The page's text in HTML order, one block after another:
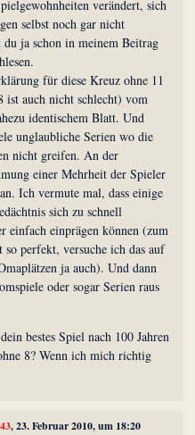
verändert, sich
selbst noch gar nicht
du ja schon in meinem Beitrag
für diese Kreuz ohne 11
ist auch nicht schlecht) vom
identischem Blatt. Und
unglaubliche Serien wo die
nicht greifen. An der
einer Mehrheit der Spieler
Ich vermute mal, dass einige
sich zu schnell
einfach einprägen können (zum
perfekt, versuche ich das auf
ja auch). Und dann
oder sogar Serien raus
bestes Spiel nach 100 Jahren
8? Wenn ich mich richtig
, 23. Februar 2010, um 18:20